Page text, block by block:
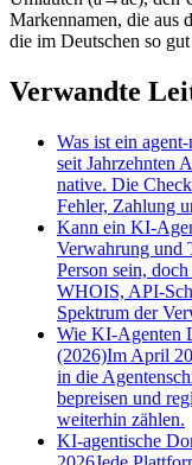
Markennamen, die aus
die im Deutschen so
Verwandte
Was ist ein
seit Jahrzehnten
native. Die
Fehler, Zahlung
Kann ein KI-
Verwahrung und
Person sein,
WHOIS, API-
Spektrum der
Wie KI-Agenten
(2026)Im April
in die
bepreisen und
weiterhin zählen.
KI-agentische